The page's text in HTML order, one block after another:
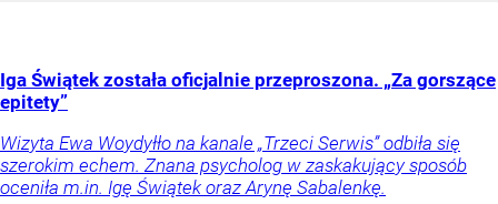
Iga Świątek została oficjalnie przeproszona. „Za gorszące
epitety”
Wizyta Ewa Woydyłło na kanale „Trzeci Serwis” odbiła się
szerokim echem. Znana psycholog w zaskakujący sposób
oceniła m.in. Igę Świątek oraz Arynę Sabalenkę.